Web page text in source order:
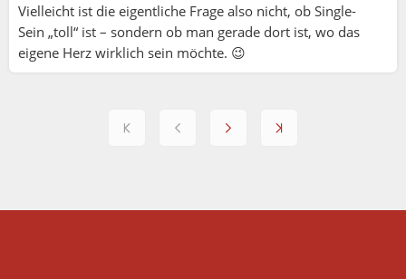
Vielleicht ist die eigentliche Frage also nicht, ob Single-
Sein „toll“ ist – sondern ob man gerade dort ist, wo das
eigene Herz wirklich sein möchte. 😉